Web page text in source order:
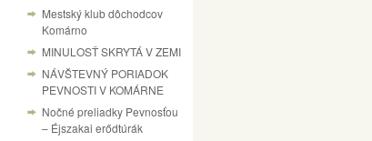
Mestský klub dôchodcov
Komárno
MINULOSŤ SKRYTÁ V ZEMI
NÁVŠTEVNÝ PORIADOK
PEVNOSTI V KOMÁRNE
Nočné preliadky Pevnosťou
– Éjszakai erődtúrák